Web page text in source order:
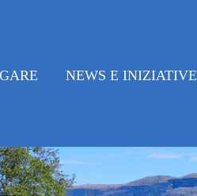
NEWS E INIZIATIVE